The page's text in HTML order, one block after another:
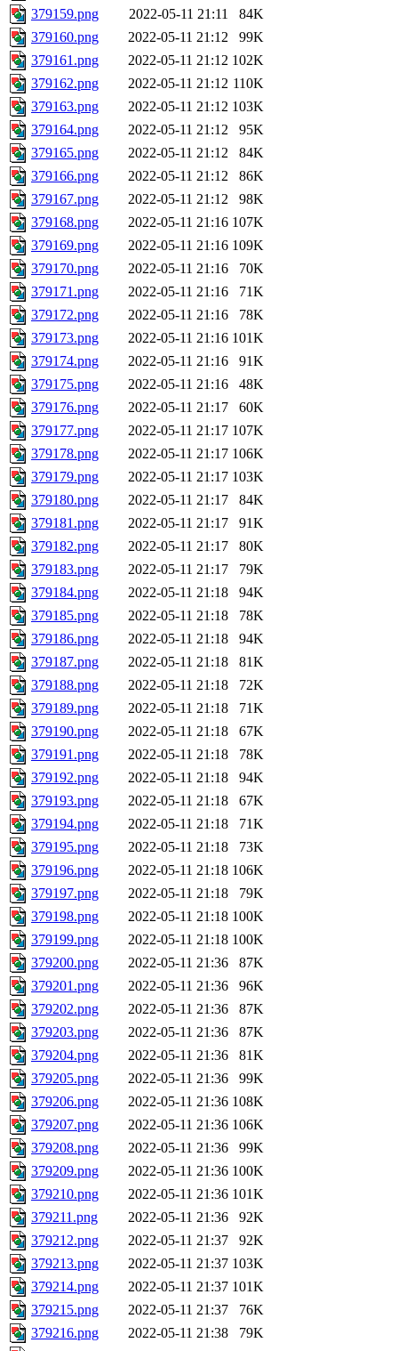
379159.png
2022-05-11 21:11
84K
379160.png
2022-05-11 21:12
99K
379161.png
2022-05-11 21:12 102K
379162.png
2022-05-11 21:12 110K
379163.png
2022-05-11 21:12 103K
379164.png
2022-05-11 21:12
95K
379165.png
2022-05-11 21:12
84K
379166.png
2022-05-11 21:12
86K
379167.png
2022-05-11 21:12
98K
379168.png
2022-05-11 21:16 107K
379169.png
2022-05-11 21:16 109K
379170.png
2022-05-11 21:16
70K
379171.png
2022-05-11 21:16
71K
379172.png
2022-05-11 21:16
78K
379173.png
2022-05-11 21:16 101K
379174.png
2022-05-11 21:16
91K
379175.png
2022-05-11 21:16
48K
379176.png
2022-05-11 21:17
60K
379177.png
2022-05-11 21:17 107K
379178.png
2022-05-11 21:17 106K
379179.png
2022-05-11 21:17 103K
379180.png
2022-05-11 21:17
84K
379181.png
2022-05-11 21:17
91K
379182.png
2022-05-11 21:17
80K
379183.png
2022-05-11 21:17
79K
379184.png
2022-05-11 21:18
94K
379185.png
2022-05-11 21:18
78K
379186.png
2022-05-11 21:18
94K
379187.png
2022-05-11 21:18
81K
379188.png
2022-05-11 21:18
72K
379189.png
2022-05-11 21:18
71K
379190.png
2022-05-11 21:18
67K
379191.png
2022-05-11 21:18
78K
379192.png
2022-05-11 21:18
94K
379193.png
2022-05-11 21:18
67K
379194.png
2022-05-11 21:18
71K
379195.png
2022-05-11 21:18
73K
379196.png
2022-05-11 21:18 106K
379197.png
2022-05-11 21:18
79K
379198.png
2022-05-11 21:18 100K
379199.png
2022-05-11 21:18 100K
379200.png
2022-05-11 21:36
87K
379201.png
2022-05-11 21:36
96K
379202.png
2022-05-11 21:36
87K
379203.png
2022-05-11 21:36
87K
379204.png
2022-05-11 21:36
81K
379205.png
2022-05-11 21:36
99K
379206.png
2022-05-11 21:36 108K
379207.png
2022-05-11 21:36 106K
379208.png
2022-05-11 21:36
99K
379209.png
2022-05-11 21:36 100K
379210.png
2022-05-11 21:36 101K
379211.png
2022-05-11 21:36
92K
379212.png
2022-05-11 21:37
92K
379213.png
2022-05-11 21:37 103K
379214.png
2022-05-11 21:37 101K
379215.png
2022-05-11 21:37
76K
379216.png
2022-05-11 21:38
79K